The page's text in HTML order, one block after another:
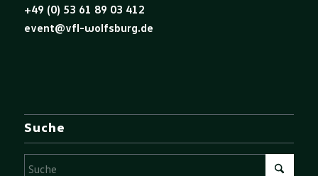
+49 (0) 53 61 89 03 412
event@vfl-wolfsburg.de
Suche